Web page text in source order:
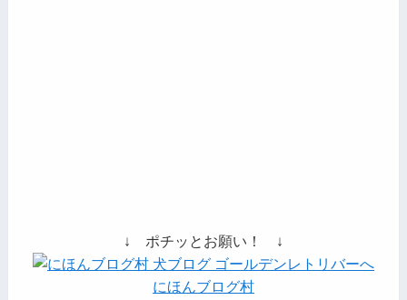
↓ ポチッとお願い！ ↓
にほんブログ村